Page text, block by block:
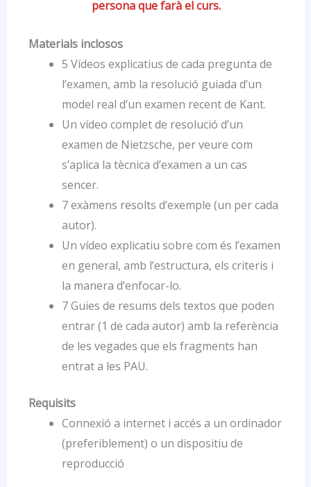
persona que farà el curs.
Materials inclosos
5 Vídeos explicatius de cada pregunta de
l’examen, amb la resolució guiada d’un
model real d’un examen recent de Kant.
Un vídeo complet de resolució d’un
examen de Nietzsche, per veure com
s’aplica la tècnica d’examen a un cas
sencer.
7 exàmens resolts d’exemple (un per cada
autor).
Un vídeo explicatiu sobre com és l’examen
en general, amb l’estructura, els criteris i
la manera d’enfocar-lo.
7 Guies de resums dels textos que poden
entrar (1 de cada autor) amb la referència
de les vegades que els fragments han
entrat a les PAU.
Requisits
Connexió a internet i accés a un ordinador
(preferiblement) o un dispositiu de
reproducció